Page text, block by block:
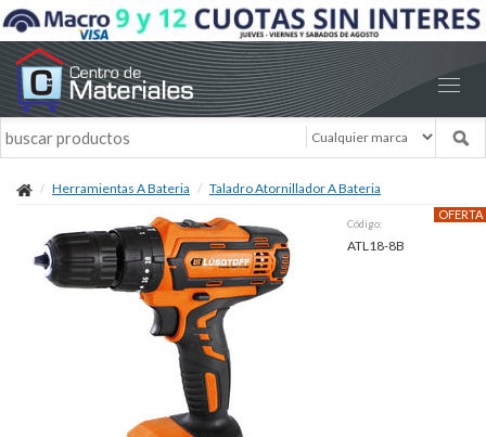
Herramientas A Bateria Taladro Atornillador A Bateria
OFERTA
Código:
ATL18-8B